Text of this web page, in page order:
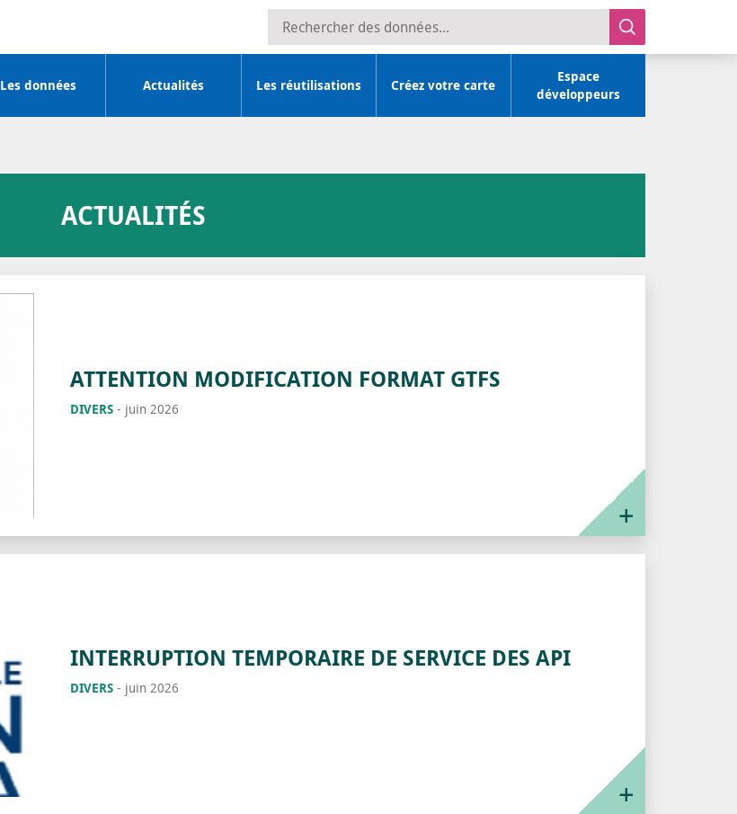
Rechercher des données
Les données Actualités Les réutilisations Créez votre carte
Espace
développeurs
ACTUALITÉS
ATTENTION MODIFICATION FORMAT GTFS
DIVERS - juin 2026
INTERRUPTION TEMPORAIRE DE SERVICE DES API
DIVERS - juin 2026